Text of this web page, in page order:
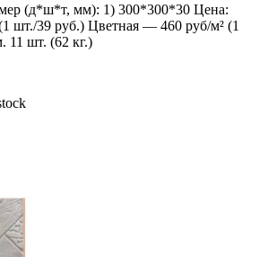
(д*ш*т, мм): 1) 300*300*30 Цена:
шт./39 руб.) Цветная — 460 руб/м² (1
11 шт. (62 кг.)